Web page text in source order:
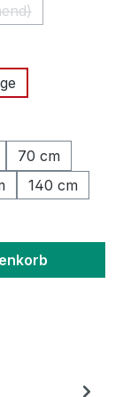
nicht
70 cm
140 cm